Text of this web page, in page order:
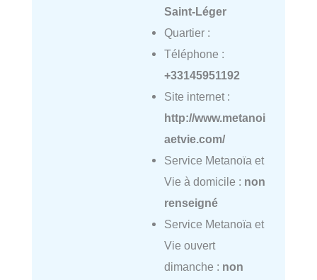
Saint-Léger
Quartier :
Téléphone :
+33145951192
Site internet :
http://www.metanoi
aetvie.com/
Service Metanoïa et
Vie à domicile : non
renseigné
Service Metanoïa et
Vie ouvert
dimanche : non